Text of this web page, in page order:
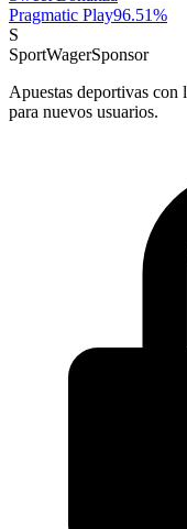
Pragmatic Play96.51%
S
SportWagerSponsor
Apuestas deportivas con
para nuevos usuarios.